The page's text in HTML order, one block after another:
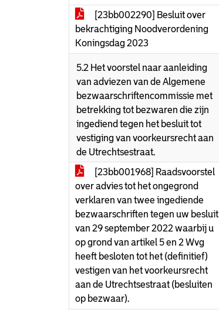
[23bb002290] Besluit over
bekrachtiging Noodverordening
Koningsdag 2023
5.2 Het voorstel naar aanleiding
van adviezen van de Algemene
bezwaarschriftencommissie met
betrekking tot bezwaren die zijn
ingediend tegen het besluit tot
vestiging van voorkeursrecht aan
de Utrechtsestraat.
[23bb001968] Raadsvoorstel
over advies tot het ongegrond
verklaren van twee ingediende
bezwaarschriften tegen uw besluit
van 29 september 2022 waarbij u
op grond van artikel 5 en 2 Wvg
heeft besloten tot het (definitief)
vestigen van het voorkeursrecht
aan de Utrechtsestraat (besluiten
op bezwaar).